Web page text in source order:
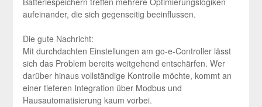
aufeinander, die sich gegenseitig beeinflussen.
Die gute Nachricht:
Mit durchdachten Einstellungen am go-e-Controller lässt
sich das Problem bereits weitgehend entschärfen. Wer
darüber hinaus vollständige Kontrolle möchte, kommt an
einer tieferen Integration über Modbus und
Hausautomatisierung kaum vorbei.